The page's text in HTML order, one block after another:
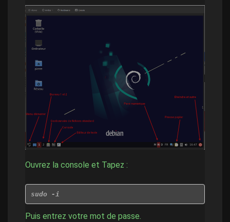
Ouvrez la console et Tapez :
sudo -i
Puis entrez votre mot de passe.